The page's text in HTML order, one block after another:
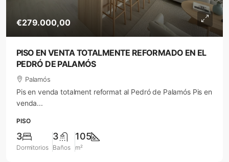
€279.000,00
PISO EN VENTA TOTALMENTE REFORMADO EN EL
PEDRÓ DE PALAMÓS
Palamós
Pis en venda totalment reformat al Pedró de Palamós Pis en
venda...
PISO
3
Dormitorios
3
Baños
105
m²